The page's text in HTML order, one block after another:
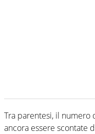
Tra parentesi, il numero
ancora essere scontate